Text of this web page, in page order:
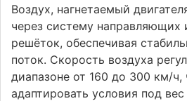
Воздух, нагнетаемый
через систему
решёток, обеспечивая
поток. Скорость воздуха
диапазоне от 160 до 300 км/ч,
адаптировать условия под